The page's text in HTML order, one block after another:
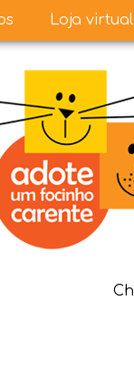
Loja virtual